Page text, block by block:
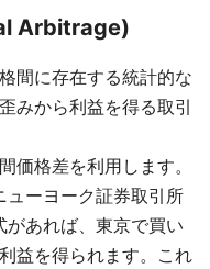
Arbitrage)
間に存在する統計的な
みから利益を得る取引
価格差を利用します。
ューヨーク証券取引所
あれば、東京で買い
益を得られます。これ